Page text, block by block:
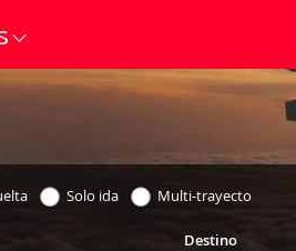
Solo ida Multi-trayecto
Destino